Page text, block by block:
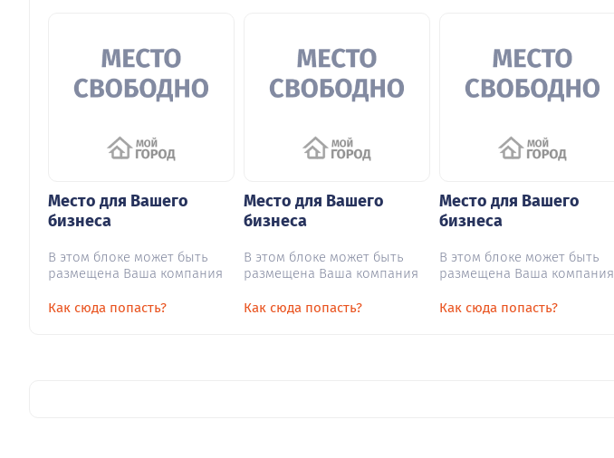
Место для Вашего
бизнеса
В этом блоке может быть
размещена Ваша компания
Как сюда попасть?
Место для Вашего
бизнеса
В этом блоке может быть
размещена Ваша компания
Как сюда попасть?
Место для Вашего
бизнеса
В этом блоке может быть
размещена Ваша компания
Как сюда попасть?